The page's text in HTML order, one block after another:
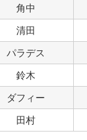
角中
清田
パラデス
鈴木
ダフィー
田村